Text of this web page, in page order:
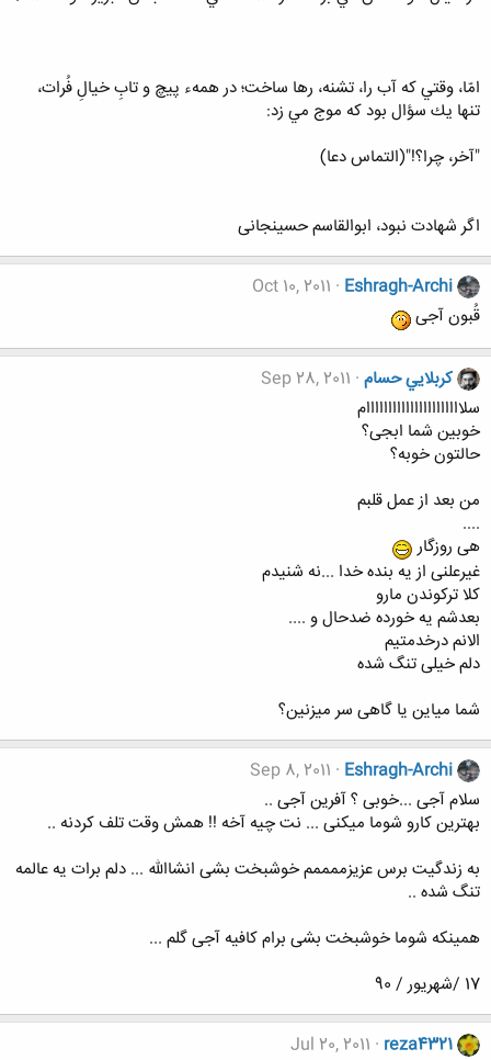
امّا، وقتي كه آب را، تشنه، رها ساخت؛ در همهء پيچ و تابِ خيالِ فُرات،
تنها يك سؤال بود كه موج مي زد:
"آخر، چرا؟!"(التماس دعا)
اگر شهادت نبود، ابوالقاسم حسینجانی
Eshragh-Archi
Oct 10, 2011
قُبون آجی
كربلايي حسام Sep 28, 2011
سلاااااااااااااااااااااام
خوبین شما ابجی؟
حالتون خوبه؟
من بعد از عمل قلبم
....
هی روزگار
غیرعلنی از یه بنده خدا ...نه شنیدم
کلا ترکوندن مارو
بعدشم یه خورده ضدحال و ....
الانم درخدمتیم
دلم خیلی تنگ شده
شما میاین یا گاهی سر میزنین؟
Eshragh-Archi
Sep 8, 2011
سلام آجی ...خوبی ؟ آفرین آجی ..
بهترین کارو شوما میکنی ... نت چیه آخه !! همش وقت تلف کردنه ..
به زندگیت برس عزیزممممم خوشبخت بشی انشاالله ... دلم برات یه عالمه
تنگ شده ..
همینکه شوما خوشبخت بشی برام کافیه آجی گلم ...
17 /شهریور / 90
reza4321
Jul 20, 2011